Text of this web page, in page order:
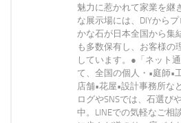
魅力に惹かれて家業を継
な展示場には、DIYから
かな石が日本全国から集
も多数保有し、お客様の
しています。●「ネット
て、全国の個人・•庭師•
店舗•花屋•設計事務所な
ログやSNSでは、石選び
中。LINEでの気軽なご